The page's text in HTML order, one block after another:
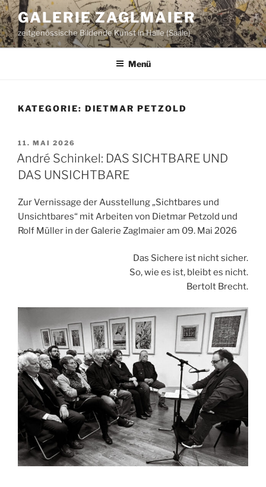
Zum
Inhalt
springen
GALERIE ZAGLMAIER
zeitgenössische Bildende Kunst in Halle (Saale)
Menü
KATEGORIE: DIETMAR PETZOLD
VERÖFFENTLICHT
AM
11. MAI 2026
André Schinkel: DAS SICHTBARE UND
DAS UNSICHTBARE
Zur Vernissage der Ausstellung „Sichtbares und
Unsichtbares“ mit Arbeiten von Dietmar Petzold und
Rolf Müller in der Galerie Zaglmaier am 09. Mai 2026
Das Sichere ist nicht sicher.
So, wie es ist, bleibt es nicht.
Bertolt Brecht.